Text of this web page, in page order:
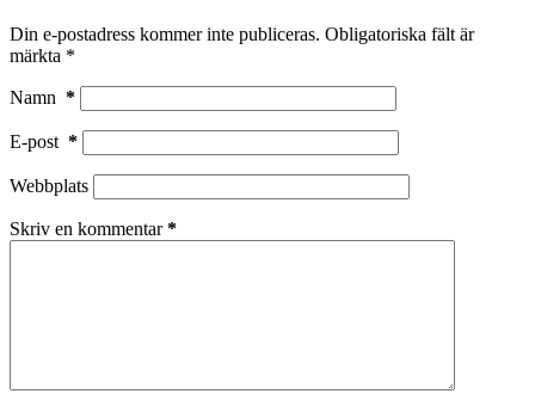
Din e-postadress kommer inte publiceras. Obligatoriska fält är
märkta *
Namn *
E-post *
Webbplats
Skriv en kommentar*